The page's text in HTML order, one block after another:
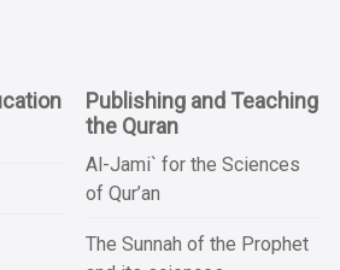
Publishing and Teaching
the Quran
Al-Jami` for the Sciences
of Qur’an
The Sunnah of the Prophet